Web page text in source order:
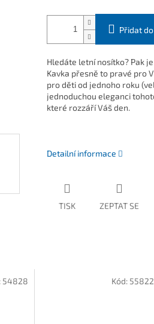
Přidat
Hledáte letní nosítko? Pak
Kavka přesně to pravé pro
pro děti od jednoho roku
jednoduchou eleganci
které rozzáří Váš den.
Detailní informace
TISK ZEPTAT SE
54828 Kód: 55822